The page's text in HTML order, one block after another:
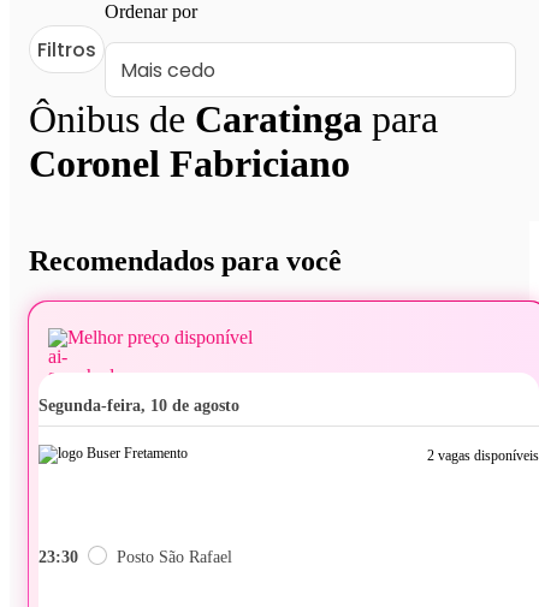
Ônibus de Caratinga para
Coronel Fabriciano
Filtros
Ordenar por
Recomendados para você
Melhor preço disponível
segunda-feira, 10 de agosto
2 vagas disponíveis
23:30 Posto São Rafael